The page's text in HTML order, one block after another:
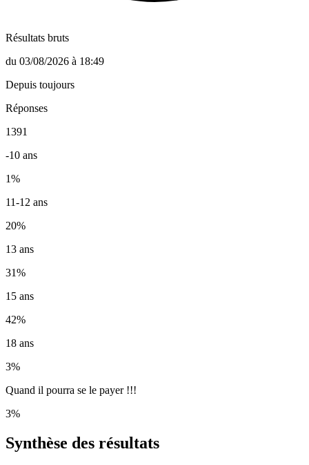
Résultats bruts
du 03/08/2026 à 18:49
Depuis toujours
Réponses
1391
-10 ans
1%
11-12 ans
20%
13 ans
31%
15 ans
42%
18 ans
3%
Quand il pourra se le payer !!!
3%
Synthèse des résultats